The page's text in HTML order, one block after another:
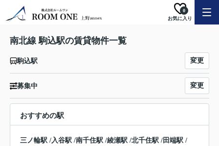
お気に入り
0
南北線 駒込駅の賃貸物件一覧
駒込駅 変更
募集中 変更
おすすめの駅
三ノ輪駅 /入谷駅 /南千住駅 /綾瀬駅 /北千住駅 /田端駅 /